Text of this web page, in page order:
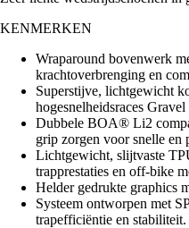
KENMERKEN
Wraparound bovenwerk
krachtoverbrenging en
Superstijve, lichtgewicht
hogesnelheidsraces Gravel
Dubbele BOA® Li2
grip zorgen voor snelle en
Lichtgewicht, slijtvaste
trapprestaties en off-bike
Helder gedrukte graphics
Systeem ontworpen met
trapefficiëntie en stabiliteit.